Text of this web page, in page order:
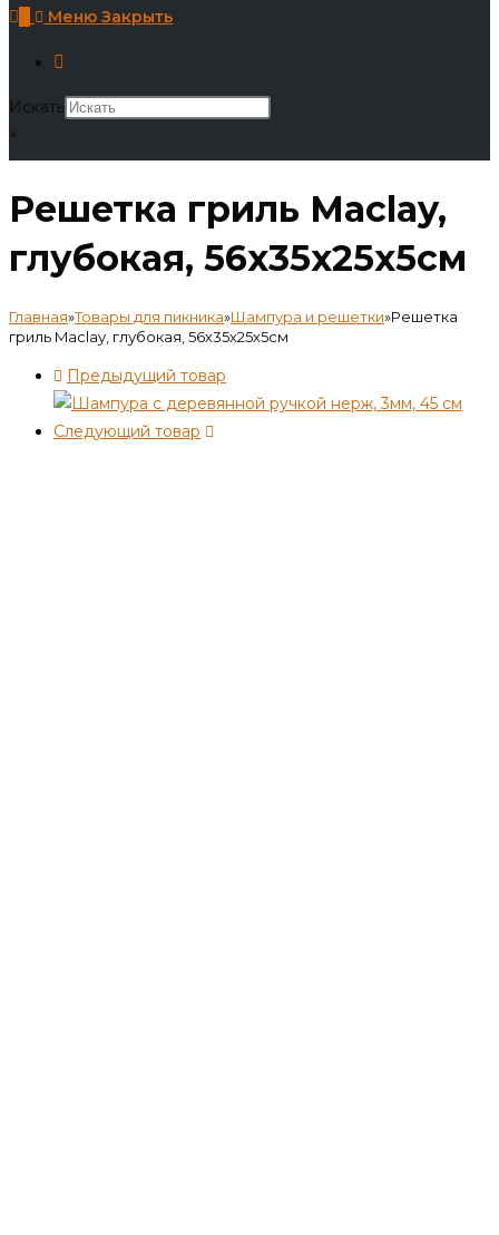
Меню Закрыть
Искать
×
Решетка гриль Maclay,
глубокая, 56х35х25х5см
Главная»Товары для пикника»Шампура и решетки»Решетка
гриль Maclay, глубокая, 56х35х25х5см
Предыдущий товар
Следующий товар